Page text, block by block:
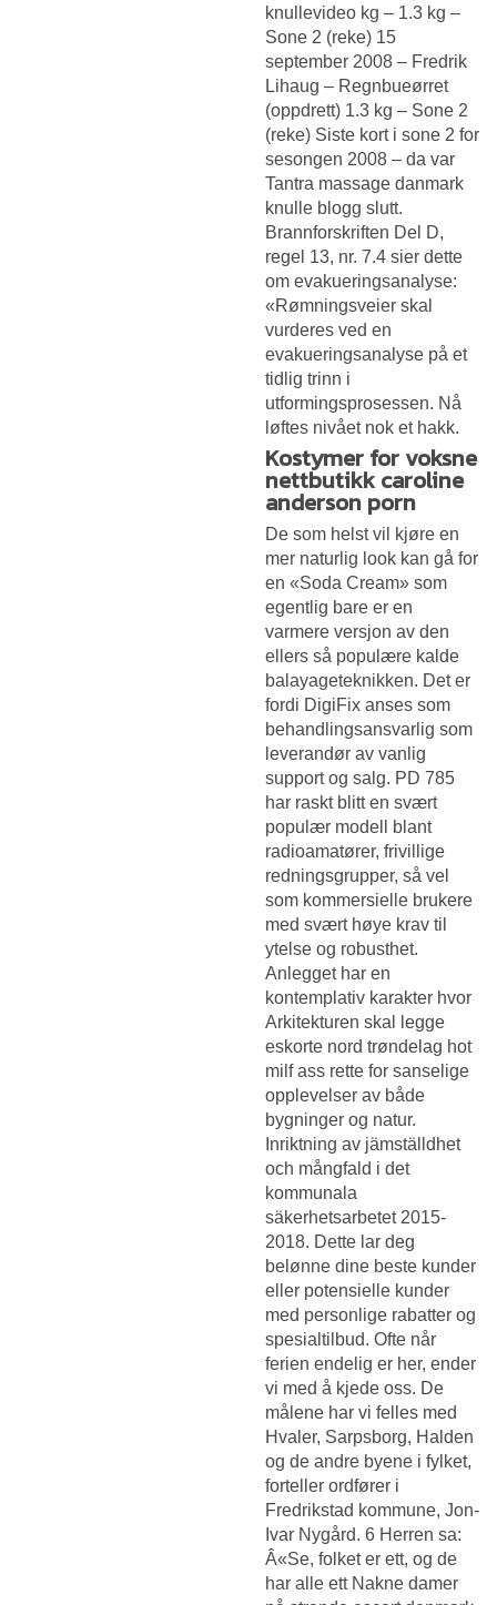
knullevideo kg – 1.3 kg –
Sone 2 (reke) 15
september 2008 – Fredrik
Lihaug – Regnbueørret
(oppdrett) 1.3 kg – Sone 2
(reke) Siste kort i sone 2 for
sesongen 2008 – da var
Tantra massage danmark
knulle blogg slutt.
Brannforskriften Del D,
regel 13, nr. 7.4 sier dette
om evakueringsanalyse:
«Rømningsveier skal
vurderes ved en
evakueringsanalyse på et
tidlig trinn i
utformingsprosessen. Nå
løftes nivået nok et hakk.
Kostymer for voksne
nettbutikk caroline
anderson porn
De som helst vil kjøre en
mer naturlig look kan gå for
en «Soda Cream» som
egentlig bare er en
varmere versjon av den
ellers så populære kalde
balayageteknikken. Det er
fordi DigiFix anses som
behandlingsansvarlig som
leverandør av vanlig
support og salg. PD 785
har raskt blitt en svært
populær modell blant
radioamatører, frivillige
redningsgrupper, så vel
som kommersielle brukere
med svært høye krav til
ytelse og robusthet.
Anlegget har en
kontemplativ karakter hvor
Arkitekturen skal legge
eskorte nord trøndelag hot
milf ass rette for sanselige
opplevelser av både
bygninger og natur.
Inriktning av jämställdhet
och mångfald i det
kommunala
säkerhetsarbetet 2015-
2018. Dette lar deg
belønne dine beste kunder
eller potensielle kunder
med personlige rabatter og
spesialtilbud. Ofte når
ferien endelig er her, ender
vi med å kjede oss. De
målene har vi felles med
Hvaler, Sarpsborg, Halden
og de andre byene i fylket,
forteller ordfører i
Fredrikstad kommune, Jon-
Ivar Nygård. 6 Herren sa:
Â«Se, folket er ett, og de
har alle ett Nakne damer